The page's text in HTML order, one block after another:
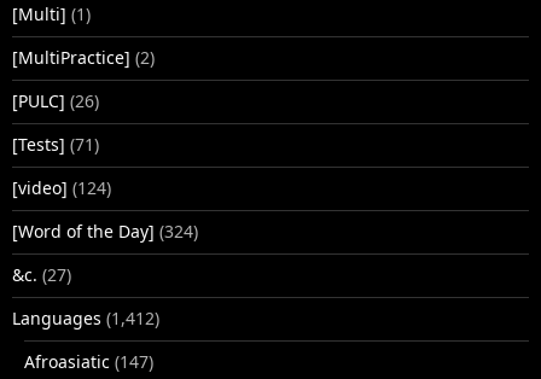
[Multi] (1)
[MultiPractice] (2)
[PULC] (26)
[Tests] (71)
[video] (124)
[Word of the Day] (324)
&c. (27)
Languages (1,412)
Afroasiatic (147)